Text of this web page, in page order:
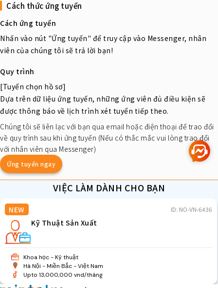
Cách thức ứng tuyển
Cách ứng tuyển
Nhấn vào nút "Ứng tuyển" để truy cập vào Messenger, nhân
viên của chúng tôi sẽ trả lời bạn!
Quy trình
[Tuyển chọn hồ sơ]
Dựa trên dữ liệu ứng tuyển, những ứng viên đủ điều kiện sẽ
được thông báo về lịch trình xét tuyển tiếp theo.
Chúng tôi sẽ liên lạc với bạn qua email hoặc điện thoại để trao đổi
về quy trình sau khi ứng tuyển (Nếu có thắc mắc vui lòng trao đổi
với nhân viên qua Messenger)
Ứng tuyển ngay
VIỆC LÀM DÀNH CHO BẠN
NEW ID: NO-VN-6436
Kỹ Thuật Sản Xuất
Khoa học - Kỹ thuật
Hà Nội
Miền Bắc
Việt Nam
Upto 13,000,000 vnd/tháng